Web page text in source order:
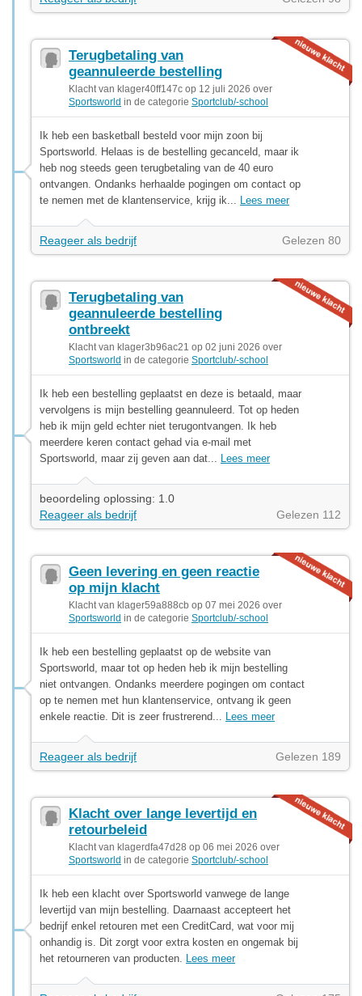
Terugbetaling van
geannuleerde bestelling
Klacht van klager40ff147c op 12 juli 2026 over
Sportsworld in de categorie Sportclub/-school
Ik heb een basketball besteld voor mijn zoon bij
Sportsworld. Helaas is de bestelling gecanceld, maar ik
heb nog steeds geen terugbetaling van de 40 euro
ontvangen. Ondanks herhaalde pogingen om contact op
te nemen met de klantenservice, krijg ik... Lees meer
Reageer als bedrijf Gelezen 80
Terugbetaling van
geannuleerde bestelling
ontbreekt
Klacht van klager3b96ac21 op 02 juni 2026 over
Sportsworld in de categorie Sportclub/-school
Ik heb een bestelling geplaatst en deze is betaald, maar
vervolgens is mijn bestelling geannuleerd. Tot op heden
heb ik mijn geld echter niet terugontvangen. Ik heb
meerdere keren contact gehad via e-mail met
Sportsworld, maar zij geven aan dat... Lees meer
beoordeling oplossing: 1.0
Reageer als bedrijf
Gelezen 112
Geen levering en geen reactie
op mijn klacht
Klacht van klager59a888cb op 07 mei 2026 over
Sportsworld in de categorie Sportclub/-school
Ik heb een bestelling geplaatst op de website van
Sportsworld, maar tot op heden heb ik mijn bestelling
niet ontvangen. Ondanks meerdere pogingen om contact
op te nemen met hun klantenservice, ontvang ik geen
enkele reactie. Dit is zeer frustrerend... Lees meer
Reageer als bedrijf Gelezen 189
Klacht over lange levertijd en
retourbeleid
Klacht van klagerdfa47d28 op 06 mei 2026 over
Sportsworld in de categorie Sportclub/-school
Ik heb een klacht over Sportsworld vanwege de lange
levertijd van mijn bestelling. Daarnaast accepteert het
bedrijf enkel retouren met een CreditCard, wat voor mij
onhandig is. Dit zorgt voor extra kosten en ongemak bij
het retourneren van producten. Lees meer